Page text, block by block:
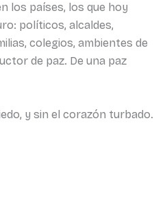
los países, los que hoy
políticos, alcaldes,
colegios, ambientes de
de paz. De una paz
y sin el corazón turbado.